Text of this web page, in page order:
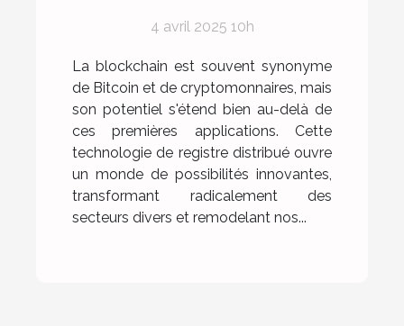
de la technologie
distribuée
4 avril 2025 10h
La blockchain est souvent synonyme
de Bitcoin et de cryptomonnaires, mais
son potentiel s'étend bien au-delà de
ces premières applications. Cette
technologie de registre distribué ouvre
un monde de possibilités innovantes,
transformant radicalement des
secteurs divers et remodelant nos...